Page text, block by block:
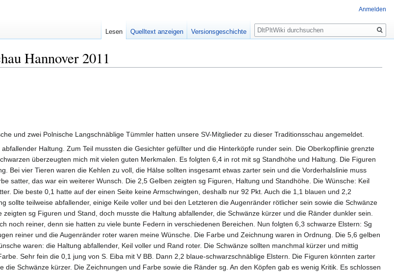
Hannover 2011
und zwei Polnische Langschnäblige Tümmler hatten unsere SV-Mitglieder zu dieser Traditionsschau angemeldet.
Haltung. Zum Teil mussten die Gesichter gefüllter und die Hinterköpfe runder sein. Die Oberkopflinie grenzte
überzeugten mich mit vielen guten Merkmalen. Es folgten 6,4 in rot mit sg Standhöhe und Haltung. Die Figuren
Bei vier Tieren waren die Kehlen zu voll, die Hälse sollten insgesamt etwas zarter sein und die Vorderhalslinie muss
satter, das war ein weiterer Wunsch. Die 2,5 Gelben zeigten sg Figuren, Haltung und Standhöhe. Die Wünsche: Keil
Die beste 0,1 hatte auf der einen Seite keine Armschwingen, deshalb nur 92 Pkt. Auch die 1,1 blauen und 2,2
sollte teilweise abfallender, einige Keile voller und bei den Letzteren die Augenränder rötlicher sein sowie die Schwänze
sg Figuren und Stand, doch musste die Haltung abfallender, die Schwänze kürzer und die Ränder dunkler sein.
noch reiner, denn sie hatten zu viele bunte Federn in verschiedenen Bereichen. Nun folgten 6,3 schwarze Elstern: Sg
reiner und die Augenränder roter waren meine Wünsche. Die Farbe und Zeichnung waren in Ordnung. Die 5,6 gelben
waren: die Haltung abfallender, Keil voller und Rand roter. Die Schwänze sollten manchmal kürzer und mittig
Sehr fein die 0,1 jung von S. Eiba mit V BB. Dann 2,2 blaue-schwarzschnäblige Elstern. Die Figuren könnten zarter
die Schwänze kürzer. Die Zeichnungen und Farbe sowie die Ränder sg. An den Köpfen gab es wenig Kritik. Es schlossen
Anmelden
Lesen Quelltext anzeigen Versionsgeschichte
Suche